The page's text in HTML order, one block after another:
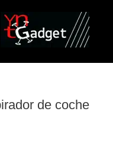
de coche